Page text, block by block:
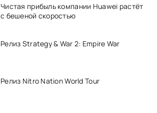
Чистая прибыль компании Huawei растёт
с бешеной скоростью
Релиз Strategy & War 2: Empire War
Релиз Nitro Nation World Tour